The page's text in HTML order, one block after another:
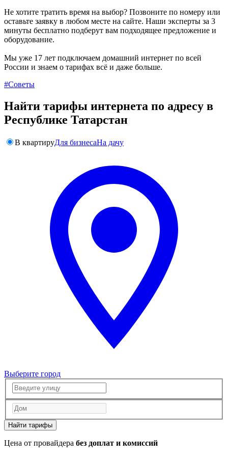
Не хотите тратить время на выбор? Позвоните по номеру или
оставьте заявку в любом месте на сайте. Наши эксперты за 3
минуты бесплатно подберут вам подходящее предложение и
оборудование.
Мы уже 17 лет подключаем домашний интернет по всей
России и знаем о тарифах всё и даже больше.
#Советы
Найти тарифы интернета по адресу в
Республике Татарстан
В квартируДля бизнесаНа дачу
Выберите город
Найти тарифы
Цена от провайдера без доплат и комиссий